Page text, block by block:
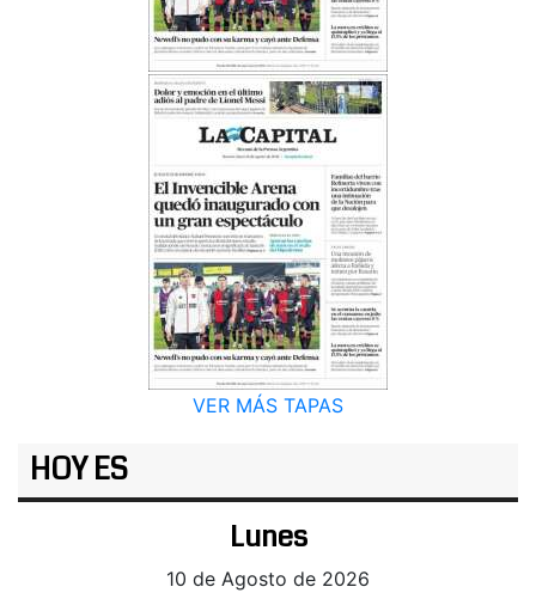
VER MÁS TAPAS
HOY ES
Lunes
10 de Agosto de 2026